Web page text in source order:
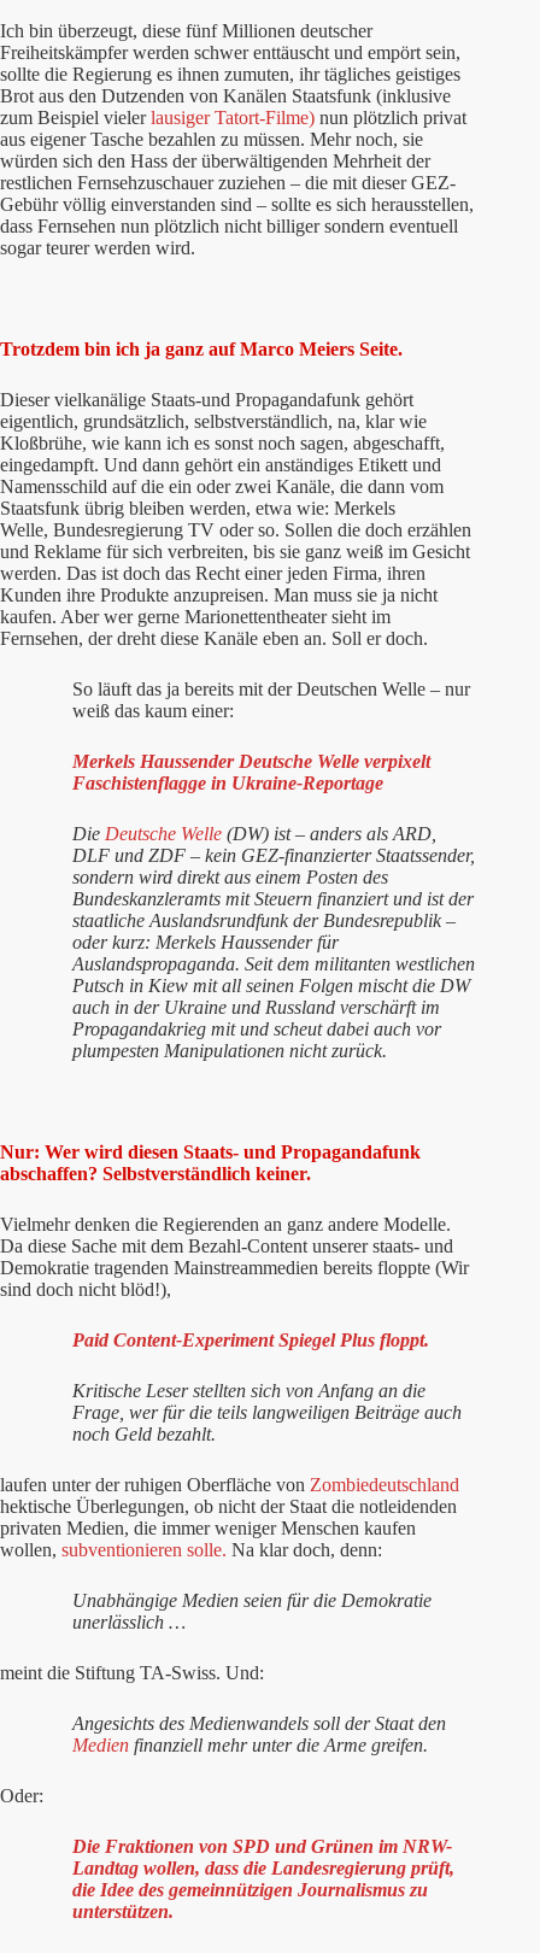
Ich bin überzeugt, diese fünf Millionen deutscher
Freiheitskämpfer werden schwer enttäuscht und empört sein,
sollte die Regierung es ihnen zumuten, ihr tägliches geistiges
Brot aus den Dutzenden von Kanälen Staatsfunk (inklusive
zum Beispiel vielerlausiger Tatort-Filme) nun plötzlich privat
aus eigener Tasche bezahlen zu müssen. Mehr noch, sie
würden sich den Hass der überwältigenden Mehrheit der
restlichen Fernsehzuschauer zuziehen – die mit dieser GEZ-
Gebühr völlig einverstanden sind – sollte es sich herausstellen,
dass Fernsehen nun plötzlich nicht billiger sondern eventuell
sogar teurer werden wird.
Trotzdem bin ich ja ganz auf Marco Meiers Seite.
Dieser vielkanälige Staats-und Propagandafunk gehört
eigentlich, grundsätzlich, selbstverständlich, na, klar wie
Kloßbrühe, wie kann ich es sonst noch sagen, abgeschafft,
eingedampft. Und dann gehört ein anständiges Etikett und
Namensschild auf die ein oder zwei Kanäle, die dann vom
Staatsfunk übrig bleiben werden, etwa wie: Merkels
Welle, Bundesregierung TV oder so. Sollen die doch erzählen
und Reklame für sich verbreiten, bis sie ganz weiß im Gesicht
werden. Das ist doch das Recht einer jeden Firma, ihren
Kunden ihre Produkte anzupreisen. Man muss sie ja nicht
kaufen. Aber wer gerne Marionettentheater sieht im
Fernsehen, der dreht diese Kanäle eben an. Soll er doch.
So läuft das ja bereits mit der Deutschen Welle – nur
weiß das kaum einer:
Merkels Haussender Deutsche Welle verpixelt
Faschistenflagge in Ukraine-Reportage
Die Deutsche Welle (DW) ist – anders als ARD,
DLF und ZDF – kein GEZ-finanzierter Staatssender,
sondern wird direkt aus einem Posten des
Bundeskanzleramts mit Steuern finanziert und ist der
staatliche Auslandsrundfunk der Bundesrepublik –
oder kurz: Merkels Haussender für
Auslandspropaganda. Seit dem militanten westlichen
Putsch in Kiew mit all seinen Folgen mischt die DW
auch in der Ukraine und Russland verschärft im
Propagandakrieg mit und scheut dabei auch vor
plumpesten Manipulationen nicht zurück.
Nur: Wer wird diesen Staats- und Propagandafunk
abschaffen? Selbstverständlich keiner.
Vielmehr denken die Regierenden an ganz andere Modelle.
Da diese Sache mit dem Bezahl-Content unserer staats- und
Demokratie tragenden Mainstreammedien bereits floppte (Wir
sind doch nicht blöd!),
Paid Content-Experiment Spiegel Plus floppt.
Kritische Leser stellten sich von Anfang an die
Frage, wer für die teils langweiligen Beiträge auch
noch Geld bezahlt.
laufen unter der ruhigen Oberfläche von Zombiedeutschland
hektische Überlegungen, ob nicht der Staat die notleidenden
privaten Medien, die immer weniger Menschen kaufen
wollen, subventionieren solle. Na klar doch, denn:
Unabhängige Medien seien für die Demokratie
unerlässlich …
meint die Stiftung TA-Swiss. Und:
Angesichts des Medienwandels soll der Staat den
Medien finanziell mehr unter die Arme greifen.
Oder:
Die Fraktionen von SPD und Grünen im NRW-
Landtag wollen, dass die Landesregierung prüft,
die Idee des gemeinnützigen Journalismus zu
unterstützen.